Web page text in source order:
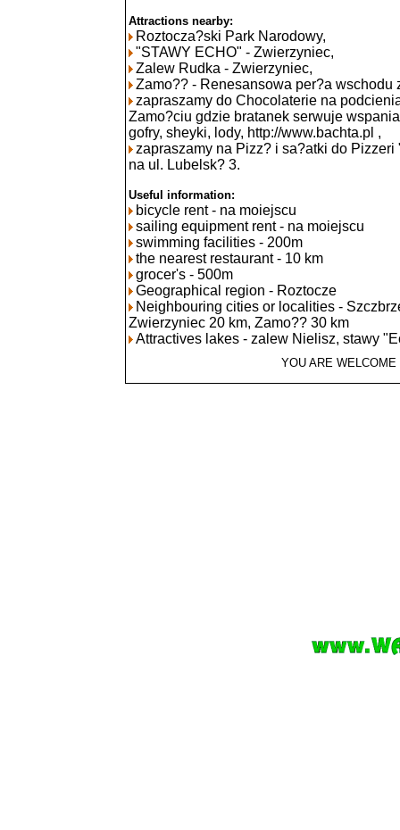
Attractions nearby:
Roztocza?ski Park Narodowy,
"STAWY ECHO" - Zwierzyniec,
Zalew Rudka - Zwierzyniec,
Zamo?? - Renesansowa per?a wschodu
zapraszamy do Chocolaterie na
Zamo?ciu gdzie bratanek serwuje
gofry, sheyki, lody, http://www.bachta.pl ,
zapraszamy na Pizz? i sa?atki do
na ul. Lubelsk? 3.
Useful information:
bicycle rent - na moiejscu
sailing equipment rent - na moiejscu
swimming facilities - 200m
the nearest restaurant - 10 km
grocer's - 500m
Geographical region - Roztocze
Neighbouring cities or localities -
Zwierzyniec 20 km, Zamo?? 30 km
Attractives lakes - zalew Nielisz, stawy
YOU ARE WELCOME